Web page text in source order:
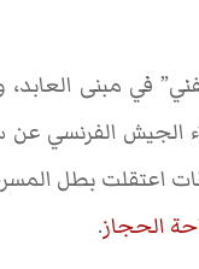
في مبنى
الجيش الفرنسي عن
اعتقلت بطل
الحجاز.